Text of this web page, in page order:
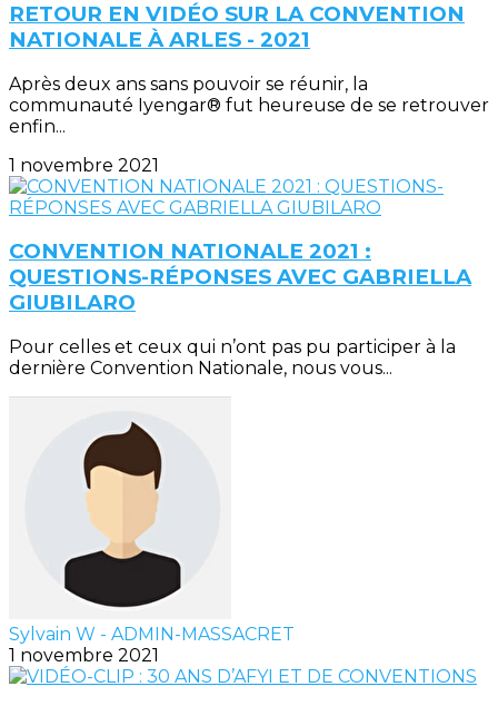
RETOUR EN VIDÉO SUR LA CONVENTION
NATIONALE À ARLES - 2021
Après deux ans sans pouvoir se réunir, la
communauté Iyengar® fut heureuse de se retrouver
enfin...
1 novembre 2021
CONVENTION NATIONALE 2021 :
QUESTIONS-RÉPONSES AVEC GABRIELLA
GIUBILARO
Pour celles et ceux qui n’ont pas pu participer à la
dernière Convention Nationale, nous vous...
Sylvain W - ADMIN-MASSACRET
1 novembre 2021